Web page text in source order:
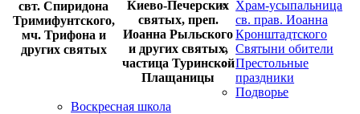
свт. Спиридона
Тримифунтского,
мч. Трифона и
других святых
Киево-Печерских
святых, преп.
Иоанна Рыльского
и других святых,
частица Туринской
Плащаницы
Храм-усыпальница
св. прав. Иоанна
Кронштадтского
Святыни обители
Престольные
праздники
Подворье
Воскресная школа